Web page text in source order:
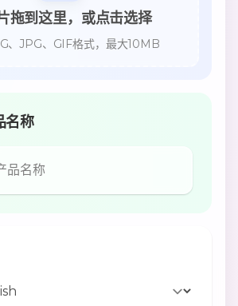
拖到这里，或点击选择
、JPG、GIF格式，最大10MB
名称